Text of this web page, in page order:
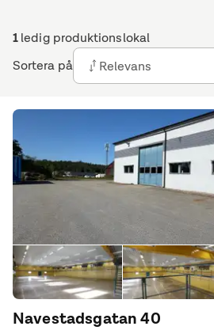
1ledig produktionslokal
Sortera på
Relevans
Navestadsgatan 40